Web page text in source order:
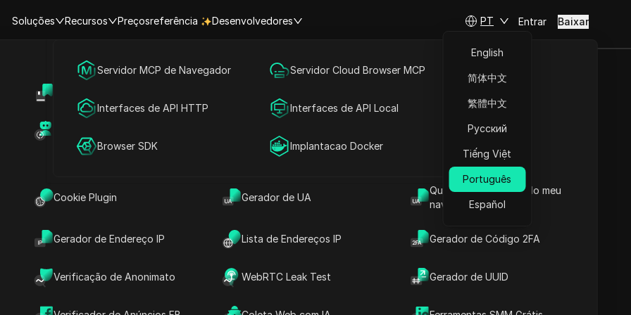
Soluções
Marketing em Mídias Sociais
Publicidade
Partilha de Conta
Recursos
Cookie Plugin Gerador de UA
Qual é o User Agent do meu
navegador
Gerador de Endereço IP Lista de Endereços IP Gerador de Código 2FA
Verificação de Anonimato WebRTC Leak Test Gerador de UUID
Preçosreferência Desenvolvedores
Servidor MCP de Navegador Servidor Cloud Browser MCP
Interfaces de API HTTP Interfaces de API Local
Browser SDK Implantacao Docker
PT
English
简体中文
繁體中文
Русский
Tiếng Việt
Português
Español
Entrar Baixar
Scribe AI
Partilha Scribe AI
contas do
Pro compartilháveis,
acessem e colaborem
inteligente em diferentes
da documentação